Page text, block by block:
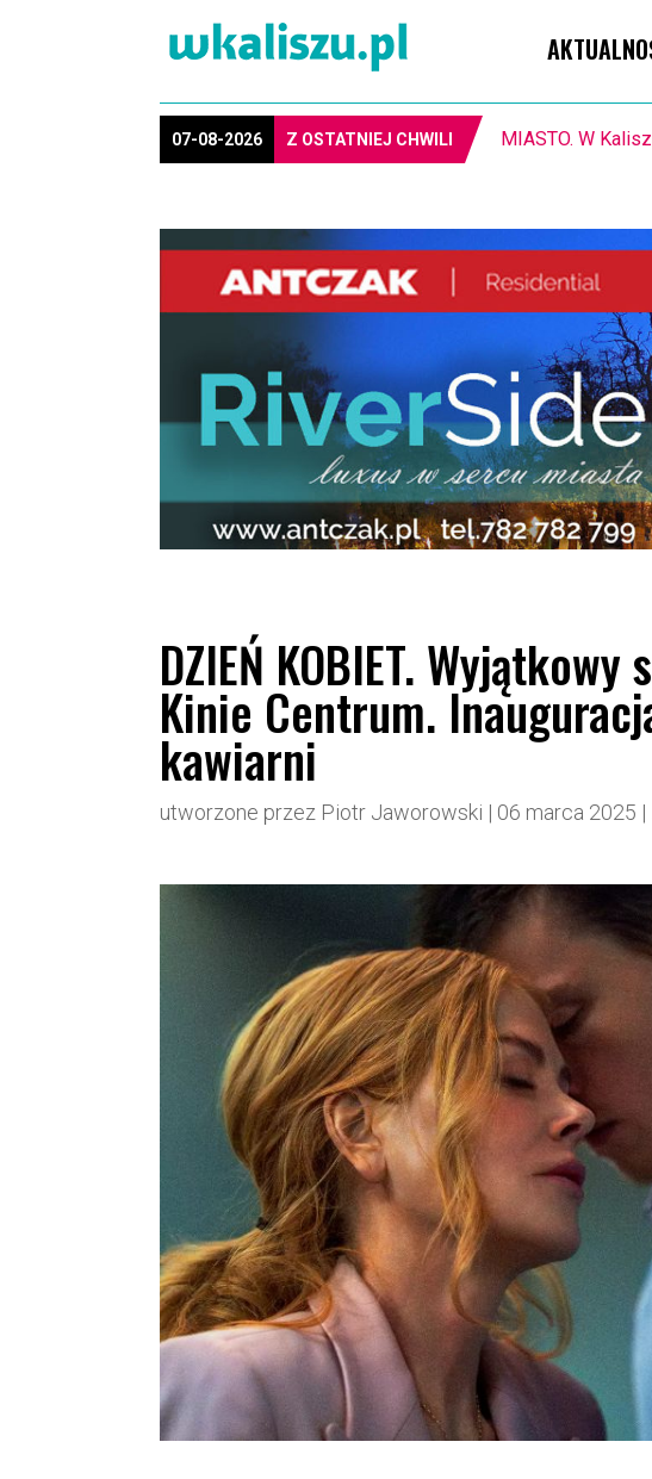
07-08-2026 Z OSTATNIEJ CHWILI 8-11.8.
DZIEŃ KOBIET. Wyjątkowy
Kinie Centrum.
kawiarni
utworzone przez Piotr Jaworowski | 06 marca 2025 |